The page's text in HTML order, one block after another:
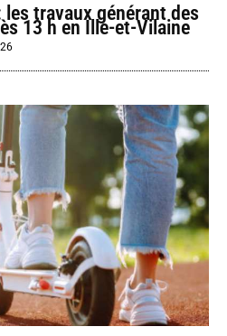
les travaux générant des
13 h en Ille-et-Vilaine